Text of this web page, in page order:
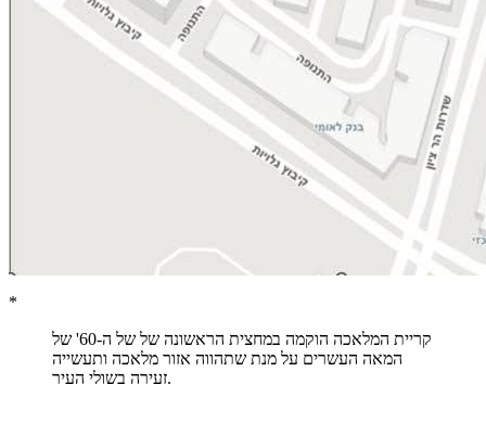
*
קריית המלאכה הוקמה במחצית הראשונה של של ה-60' של
המאה העשרים על מנת שתהווה אזור מלאכה ותעשייה
זעירה בשולי העיר.